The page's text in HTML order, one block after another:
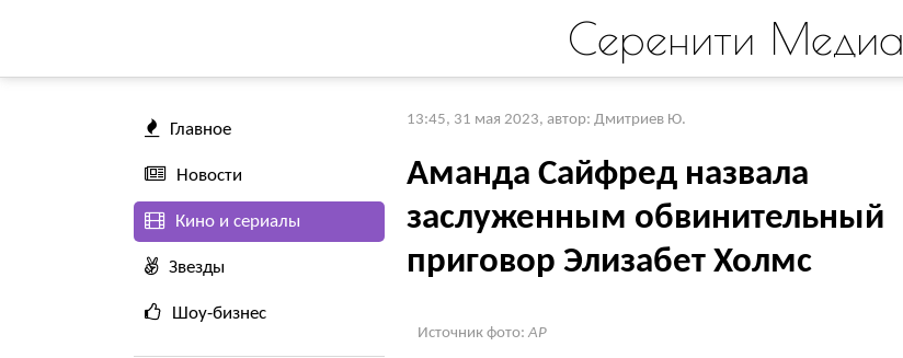
Серенити Медиа
Главное
Новости
Кино и сериалы
Звезды
Шоу-бизнес
13:45, 31 мая 2023, автор: Дмитриев Ю.
Аманда Сайфред назвала
заслуженным обвинительный
приговор Элизабет Холмс
Источник фото: AP